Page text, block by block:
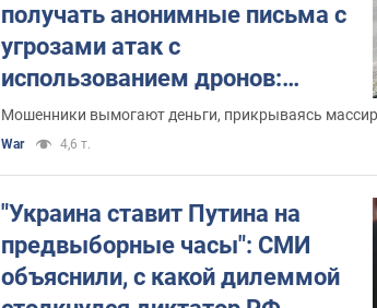
получать анонимные письма с
угрозами атак с
использованием дронов:
«Флеш» предупредил об
опасности
Мошенники вымогают деньги, прикрываясь
War 4,6 т.
"Украина ставит Путина на
предвыборные часы": СМИ
объяснили, с какой дилеммой